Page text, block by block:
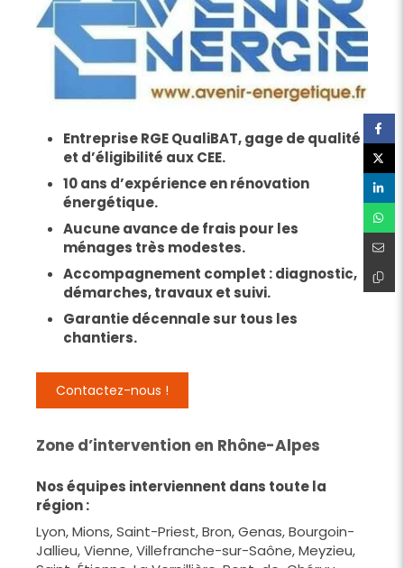
Entreprise RGE QualiBAT, gage de qualité
et d’éligibilité aux CEE.
10 ans d’expérience en rénovation
énergétique.
Aucune avance de frais pour les
ménages très modestes.
Accompagnement complet : diagnostic,
démarches, travaux et suivi.
Garantie décennale sur tous les
chantiers.
Contactez-nous !
Zone d’intervention en Rhône-Alpes
Nos équipes interviennent dans toute la
région :
Lyon, Mions, Saint-Priest, Bron, Genas, Bourgoin-
Jallieu, Vienne, Villefranche-sur-Saône, Meyzieu,